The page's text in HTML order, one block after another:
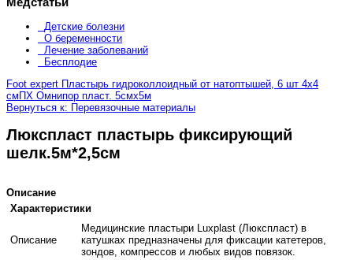
Детские болезни
О беременности
Лечение заболеваний
Бесплодие
Foot expert Пластырь гидроколлоидный от натоптышей, 6 шт 4х4
см ПХ Омнипор пласт. 5смх5м
Вернуться к: Перевязочные материалы
Люкспласт пластырь фиксирующий
шелк.5м*2,5см
Описание
Характеристики
Описание
Медицинские пластыри Luxplast (Люкспласт) в
катушках предназначены для фиксации катетеров,
зондов, компрессов и любых видов повязок.